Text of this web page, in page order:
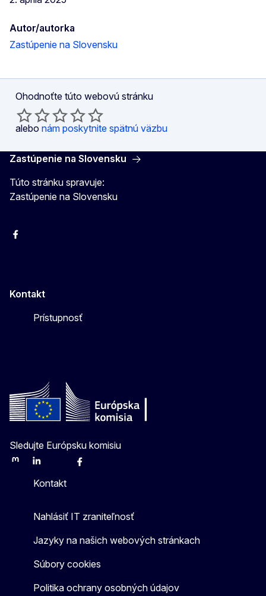
Autor/autorka
Zastúpenie na Slovensku
Ohodnoťte túto webovú stránku
alebo nám poskytnite spätnú väzbu
Zastúpenie na Slovensku
Túto stránku spravuje:
Zastúpenie na Slovensku
Facebook
Kontakt
Prístupnosť
Sledujte Európsku komisiu
MastodonLinkedInBlueskyFacebook
Kontakt
Nahlásiť IT zraniteľnosť
Jazyky na našich webových stránkach
Súbory cookies
Politika ochrany osobných údajov